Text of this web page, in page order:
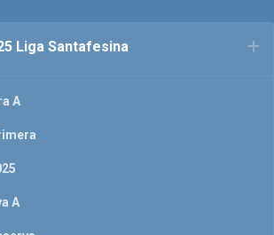
Liga Santafesina
A
A